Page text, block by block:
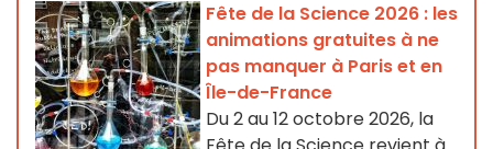
Fête de la Science 2026 : les
animations gratuites à ne
pas manquer à Paris et en
Île-de-France
Du 2 au 12 octobre 2026, la